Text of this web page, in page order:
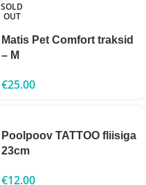
SOLD
OUT
Matis Pet Comfort traksid
– M
€25.00
Poolpoov TATTOO fliisiga
23cm
€12.00